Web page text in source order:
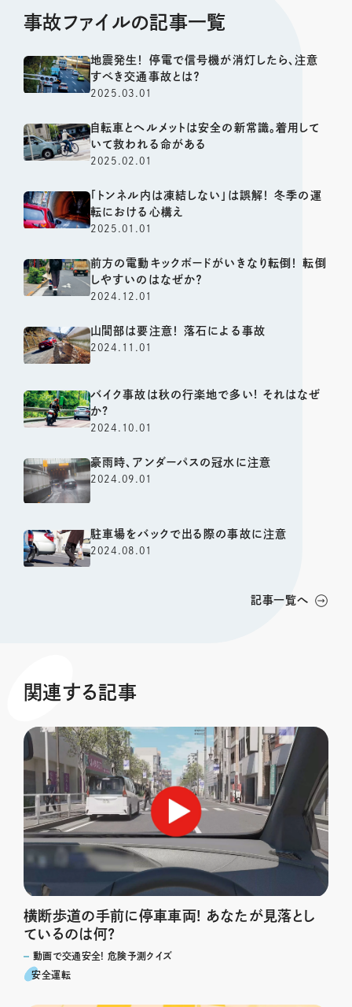
事故ファイルの記事一覧
地震発生！ 停電で信号機が消灯したら、注意
すべき交通事故とは？
2025.03.01
自転車とヘルメットは安全の新常識。着用して
いて救われる命がある
2025.02.01
「トンネル内は凍結しない」は誤解！ 冬季の運
転における心構え
2025.01.01
前方の電動キックボードがいきなり転倒！ 転倒
しやすいのはなぜか？
2024.12.01
山間部は要注意！ 落石による事故
2024.11.01
バイク事故は秋の行楽地で多い! それはなぜ
か?
2024.10.01
豪雨時、アンダーパスの冠水に注意
2024.09.01
駐車場をバックで出る際の事故に注意
2024.08.01
記事一覧へ
関連する記事
横断歩道の手前に停車車両! あなたが見落とし
ているのは何?
動画で交通安全! 危険予測クイズ
安全運転